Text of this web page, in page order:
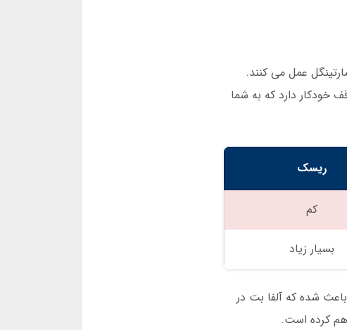
می کنند. دیگران با روش مارتینگل عمل می کنند.
خودکار دارد که به شما
ریسک
کم
بسیار زیاد
شده که آلفا بت در